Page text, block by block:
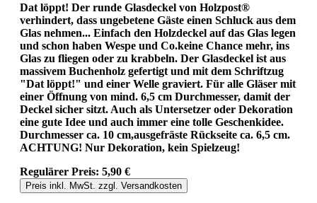
Dat löppt! Der runde Glasdeckel von Holzpost®
verhindert, dass ungebetene Gäste einen Schluck aus dem
Glas nehmen... Einfach den Holzdeckel auf das Glas legen
und schon haben Wespe und Co.keine Chance mehr, ins
Glas zu fliegen oder zu krabbeln. Der Glasdeckel ist aus
massivem Buchenholz gefertigt und mit dem Schriftzug
"Dat löppt!" und einer Welle graviert. Für alle Gläser mit
einer Öffnung von mind. 6,5 cm Durchmesser, damit der
Deckel sicher sitzt. Auch als Untersetzer oder Dekoration
eine gute Idee und auch immer eine tolle Geschenkidee.
Durchmesser ca. 10 cm,ausgefräste Rückseite ca. 6,5 cm.
ACHTUNG! Nur Dekoration, kein Spielzeug!
Regulärer Preis: 5,90 €
Preis inkl. MwSt. zzgl. Versandkosten